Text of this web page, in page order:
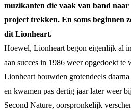
muzikanten die vaak van band
project trekken. En soms beginnen
dit Lionheart.
Hoewel, Lionheart begon eigenlijk al
aan succes in 1986 weer opgedoekt te
Lionheart bouwden grotendeels
en kwamen pas dertig jaar later weer
Second Nature, oorspronkelijk